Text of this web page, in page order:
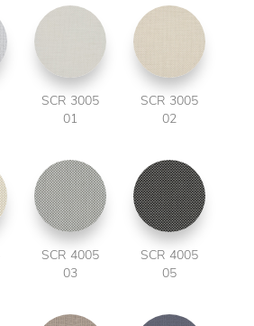
SCR 3005
01
SCR 3005
02
SCR 4005
03
SCR 4005
05